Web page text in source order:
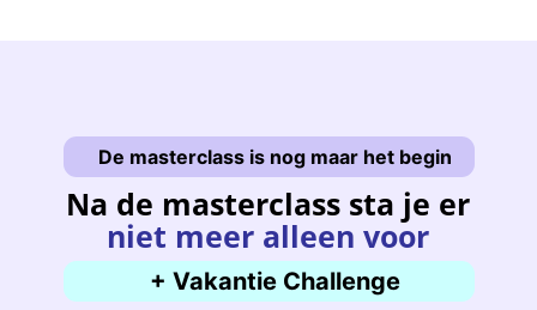
De masterclass is nog maar het begin
Na de masterclass sta je er
niet meer alleen voor
+ Vakantie Challenge